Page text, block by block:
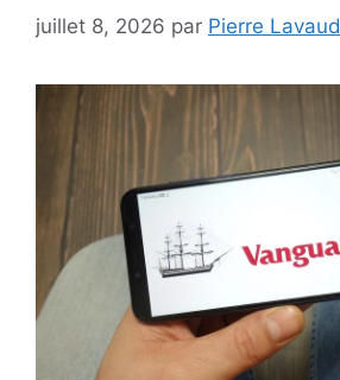
juillet 8, 2026 par Pierre Lavaud